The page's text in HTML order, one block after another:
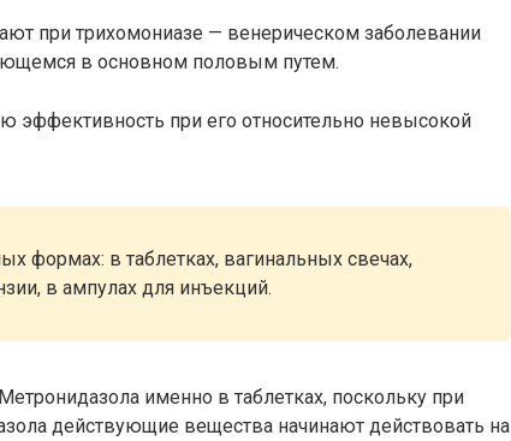
при трихомониазе — венерическом заболевании
в основном половым путем.
эффективность при его относительно невысокой
формах: в таблетках, вагинальных свечах,
в ампулах для инъекций.
именно в таблетках, поскольку при
действующие вещества начинают действовать на